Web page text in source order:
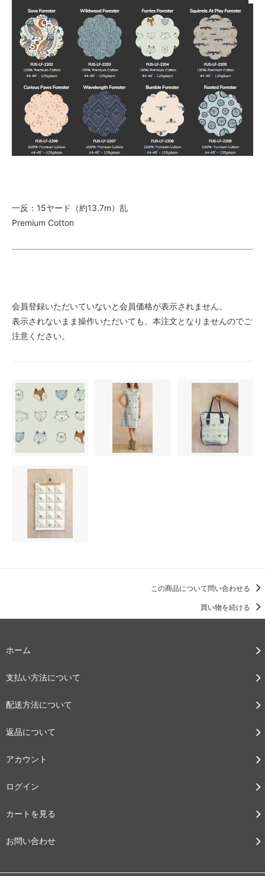
一反：15ヤード（約13.7m）乱
Premium Cotton
会員登録いただいていないと会員価格が表示されません。
表示されないまま操作いただいても、本注文となりませんのでご
注意ください。
この商品について問い合わせる
買い物を続ける
ホーム
支払い方法について
配送方法について
返品について
アカウント
ログイン
カートを見る
お問い合わせ